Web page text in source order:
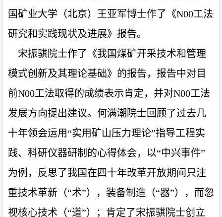
国矿业大学（北京）王亚军博士作了《N00工法
研究和实践现状及进展》报告。
宋振骐院士作了《我国煤矿开采技术和管理
模式创新及其理论基础》的报告，报告中对目
前N00工法取得的成绩表示肯定，并对N00工法
发展方向提出建议。何满潮院士回顾了过去几
十年领会运用“实用矿山压力理论”指导工程实
践、科研仪器研制的心得体会，以“中兴事件”
为例，反思了我国在四十年改革开放期间只注
重技术革新（“术”），装备制造（“器”），而忽
视核心技术（“道”）；肯定了宋振骐院士创立